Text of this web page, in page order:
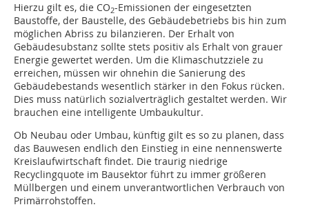
Hierzu gilt es, die CO2-Emissionen der eingesetzten
Baustoffe, der Baustelle, des Gebäudebetriebs bis hin zum
möglichen Abriss zu bilanzieren. Der Erhalt von
Gebäudesubstanz sollte stets positiv als Erhalt von grauer
Energie gewertet werden. Um die Klimaschutzziele zu
erreichen, müssen wir ohnehin die Sanierung des
Gebäudebestands wesentlich stärker in den Fokus rücken.
Dies muss natürlich sozialverträglich gestaltet werden. Wir
brauchen eine intelligente Umbaukultur.
Ob Neubau oder Umbau, künftig gilt es so zu planen, dass
das Bauwesen endlich den Einstieg in eine nennenswerte
Kreislaufwirtschaft findet. Die traurig niedrige
Recyclingquote im Bausektor führt zu immer größeren
Müllbergen und einem unverantwortlichen Verbrauch von
Primärrohstoffen.